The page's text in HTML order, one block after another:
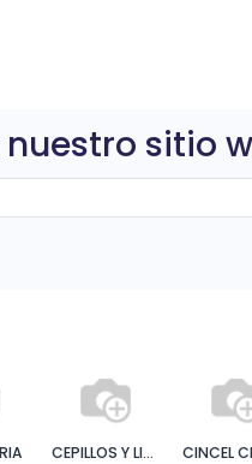
sitio
CEPILLOS Y LIMAS